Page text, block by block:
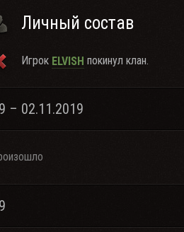
Личный состав
Игрок ELVISH покинул клан.
– 02.11.2019